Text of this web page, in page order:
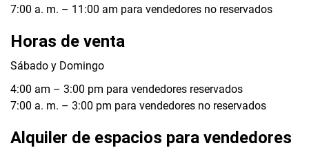
7:00 a. m. – 11:00 am para vendedores no reservados
Horas de venta
Sábado y Domingo
4:00 am – 3:00 pm para vendedores reservados
7:00 a. m. – 3:00 pm para vendedores no reservados
Alquiler de espacios para vendedores